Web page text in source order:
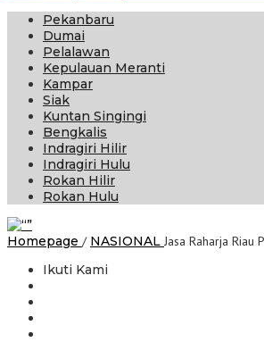
Pekanbaru
Dumai
Pelalawan
Kepulauan Meranti
Kampar
Siak
Kuntan Singingi
Bengkalis
Indragiri Hilir
Indragiri Hulu
Rokan Hilir
Rokan Hulu
Homepage / NASIONAL Jasa Raharja Riau
Ikuti Kami